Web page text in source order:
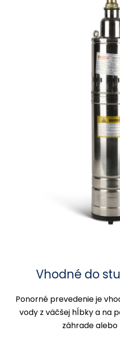
Vhodné do
Ponorné prevedenie je
vody z väčšej hĺbky a na
záhrade alebo